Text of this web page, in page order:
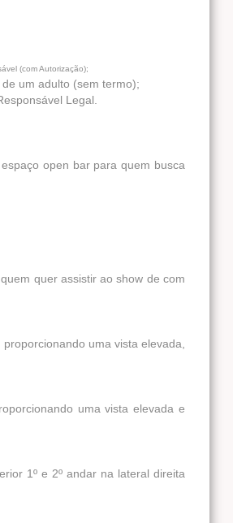
(com Autorização);
um adulto (sem termo);
Legal.
open bar para quem busca
quer assistir ao show de com
uma vista elevada,
uma vista elevada e
1º e 2º andar na lateral direita